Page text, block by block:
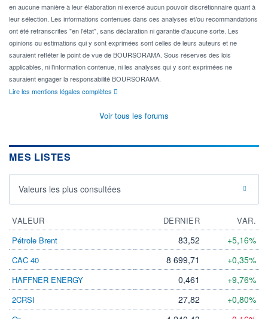
en aucune manière à leur élaboration ni exercé aucun pouvoir discrétionnaire quant à
leur sélection. Les informations contenues dans ces analyses et/ou recommandations
ont été retranscrites "en l'état", sans déclaration ni garantie d'aucune sorte. Les
opinions ou estimations qui y sont exprimées sont celles de leurs auteurs et ne
sauraient refléter le point de vue de BOURSORAMA. Sous réserves des lois
applicables, ni l'information contenue, ni les analyses qui y sont exprimées ne
sauraient engager la responsabilité BOURSORAMA.
Lire les mentions légales complètes
Voir tous les forums
MES LISTES
Valeurs les plus consultées
VALEUR DERNIER
VAR.
Pétrole Brent
83,52 +5,16%
CAC 40 8 699,71 +0,35%
HAFFNER ENERGY 0,461 +9,76%
2CRSI 27,82 +0,80%